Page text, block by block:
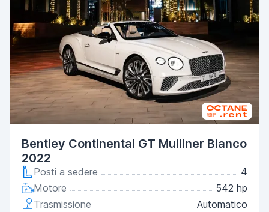
Bentley Continental GT Mulliner Bianco
2022
Posti a sedere
4
Motore
542 hp
Trasmissione
Automatico